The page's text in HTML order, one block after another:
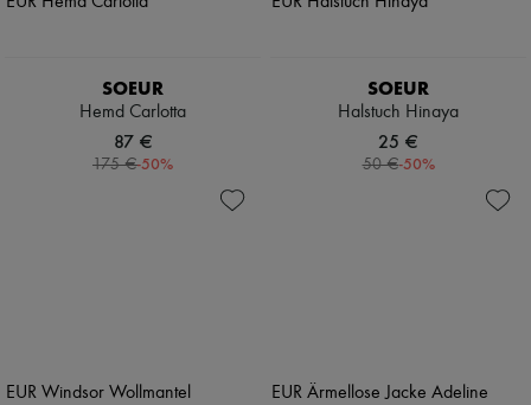
SOEUR
Hemd Carlotta
87 €
175 €-50%
SOEUR
Halstuch Hinaya
25 €
50 €-50%